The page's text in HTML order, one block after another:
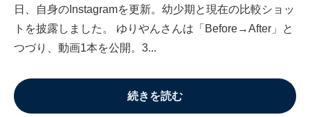
日、自身のInstagramを更新。幼少期と現在の比較ショッ
トを披露しました。 ゆりやんさんは「Before→After」と
つづり、動画1本を公開。3...
続きを読む